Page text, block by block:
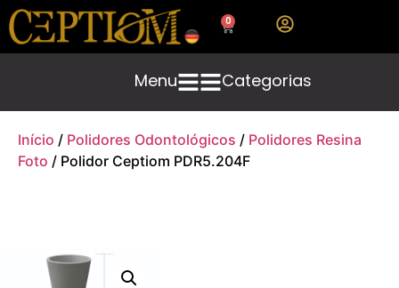
0
Menu Categorias
Início / Polidores Odontológicos / Polidores Resina
Foto / Polidor Ceptiom PDR5.204F